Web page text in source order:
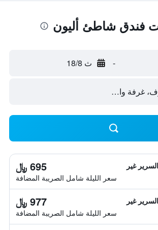
فندق شاطئ أليون
- ث 18/8
غير
695 ﷼
سعر الليلة شامل الصريبة المضافة
غير
977 ﷼
سعر الليلة شامل الصريبة المضافة